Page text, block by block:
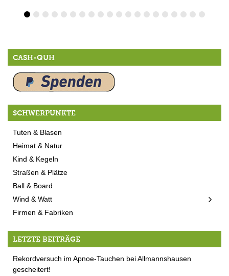
CASH-QUH
SCHWERPUNKTE
Tuten & Blasen
Heimat & Natur
Kind & Kegeln
Straßen & Plätze
Ball & Board
Wind & Watt
Firmen & Fabriken
LETZTE BEITRÄGE
Rekordversuch im Apnoe-Tauchen bei Allmannshausen
gescheitert!